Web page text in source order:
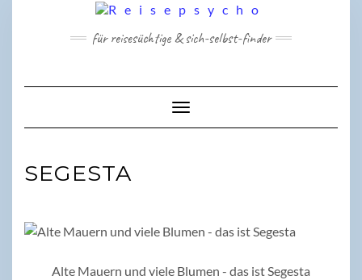
für reisesüchtige & sich-selbst-finder
Toggle Navigation
SEGESTA
Alte Mauern und viele Blumen - das ist Segesta